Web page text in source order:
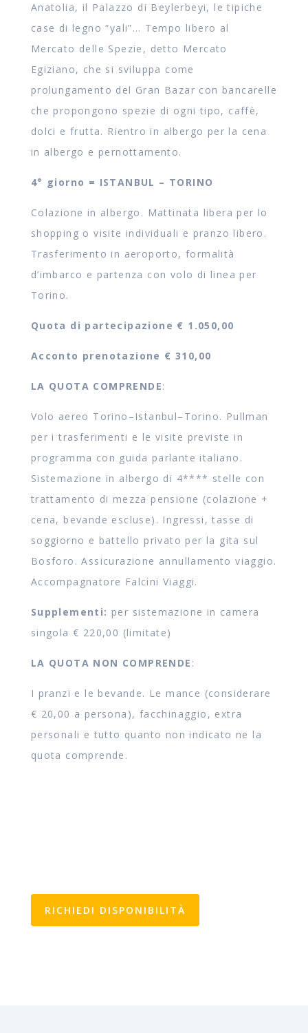
Anatolia, il Palazzo di Beylerbeyi, le tipiche
case di legno “yali”… Tempo libero al
Mercato delle Spezie, detto Mercato
Egiziano, che si sviluppa come
prolungamento del Gran Bazar con bancarelle
che propongono spezie di ogni tipo, caffè,
dolci e frutta. Rientro in albergo per la cena
in albergo e pernottamento.
4° giorno = ISTANBUL – TORINO
Colazione in albergo. Mattinata libera per lo
shopping o visite individuali e pranzo libero.
Trasferimento in aeroporto, formalità
d’imbarco e partenza con volo di linea per
Torino.
Quota di partecipazione € 1.050,00
Acconto prenotazione € 310,00
LA QUOTA COMPRENDE:
Volo aereo Torino–Istanbul–Torino. Pullman
per i trasferimenti e le visite previste in
programma con guida parlante italiano.
Sistemazione in albergo di 4**** stelle con
trattamento di mezza pensione (colazione +
cena, bevande escluse). Ingressi, tasse di
soggiorno e battello privato per la gita sul
Bosforo. Assicurazione annullamento viaggio.
Accompagnatore Falcini Viaggi.
Supplementi: per sistemazione in camera
singola € 220,00 (limitate)
LA QUOTA NON COMPRENDE :
I pranzi e le bevande. Le mance (considerare
€ 20,00 a persona), facchinaggio, extra
personali e tutto quanto non indicato ne la
quota comprende.
RICHIEDI DISPONIBILITÀ